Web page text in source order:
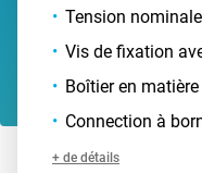
Tension
Vis de fixation
Boîtier en
Connection à
+ de détails